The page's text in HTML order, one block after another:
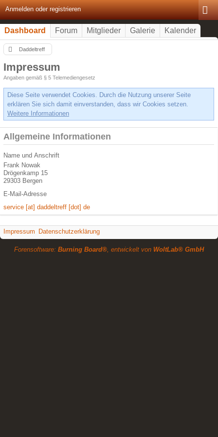
Anmelden oder registrieren
Dashboard Forum Mitglieder Galerie Kalender
Daddeltreff
Impressum
Angaben gemäß § 5 Telemediengesetz
Diese Seite verwendet Cookies. Durch die Nutzung unserer Seite
erklären Sie sich damit einverstanden, dass wir Cookies setzen.
Weitere Informationen
Allgemeine Informationen
Name und Anschrift
Frank Nowak
Drögenkamp 15
29303 Bergen
E-Mail-Adresse
service [at] daddeltreff [dot] de
Impressum Datenschutzerklärung
Forensoftware: Burning Board®, entwickelt von WoltLab® GmbH